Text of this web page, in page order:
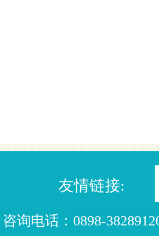
友情链接:
咨询电话：0898-